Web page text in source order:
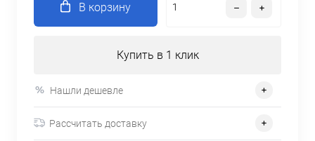
В корзину
Купить в 1 клик
Нашли дешевле
Рассчитать доставку